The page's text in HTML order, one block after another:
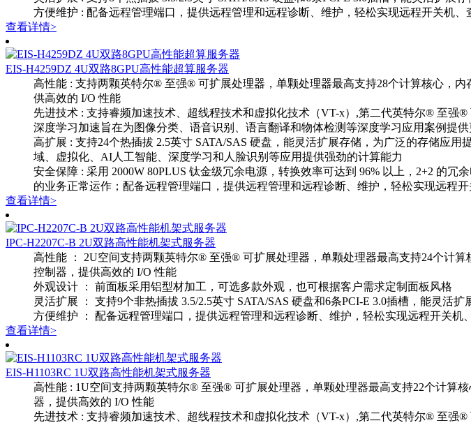
方便维护 : 配备远程管理端口，提供远程管理和远程诊断、维护，轻松实现远程开关机
查看详情>
EIS-H4259DZ 4U双路8GPU高性能超算服务器
高性能 : 支持两颗英特尔® 至强® 可扩展处理器，单颗处理器最高支持28个计算核心
供高效的 I/O 性能
先进技术 : 支持睿频加速技术、超线程技术和虚拟化技术（VT-x）,第二代英特尔® 至
深度学习加速旨在为图像分类、语音识别、语言翻译和物体检测等深度学习应用案例提
高扩展 : 支持24个热插拔 2.5英寸 SATA/SAS 硬盘，能灵活扩展存储，为广泛的存储应用
域、虚拟化、AI人工智能、深度学习和人脸识别等应用提供强劲的计算能力
安全保障 : 采用 2000W 80PLUS 钛金级冗余电源，转换效率可达到 96% 以上，2+2 的
的业务正常运作；配备远程管理端口，提供远程管理和远程诊断、维护，轻松实现
查看详情>
IPC-H2207C-B 2U双路高性能机架式服务器
高性能 ： 2U空间支持两颗英特尔® 至强® 可扩展处理器，单颗处理器最高支持24个计
控制器，提供高效的 I/O 性能
外观设计 ： 前面板采用铝型材加工，可选多款外观，也可根据客户需求定制面板风格
灵活扩展 ： 支持9个非热插拔 3.5/2.5英寸 SATA/SAS 硬盘和6条PCI-E 3.0插槽，能灵活
方便维护 ： 配备远程管理端口，提供远程管理和远程诊断、维护，轻松实现远程开关
查看详情>
EIS-H1103RC 1U双路高性能机架式服务器
高性能 : 1U空间支持两颗英特尔® 至强® 可扩展处理器，单颗处理器最高支持22个计算
器，提供高效的 I/O 性能
先进技术 : 支持睿频加速技术、超线程技术和虚拟化技术（VT-x）,第二代英特尔® 至